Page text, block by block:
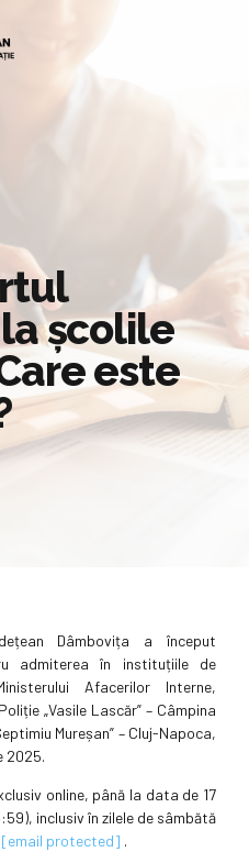
școlile
este
Dâmbovița a început
admiterea în instituțiile de
Afacerilor Interne,
„Vasile Lascăr” – Câmpina
Mureșan” – Cluj-Napoca,
2025.
online, până la data de 17
inclusiv în zilele de sâmbătă
[email protected] .